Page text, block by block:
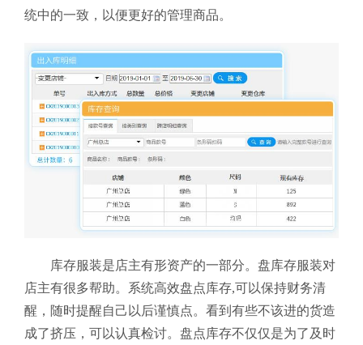
统中的一致，以便更好的管理商品。
库存服装是店主有形资产的一部分。盘库存服装对
店主有很多帮助。系统高效盘点库存,可以保持财务清
醒，随时提醒自己以后谨慎点。看到有些不该进的货造
成了挤压，可以认真检讨。盘点库存不仅仅是为了及时